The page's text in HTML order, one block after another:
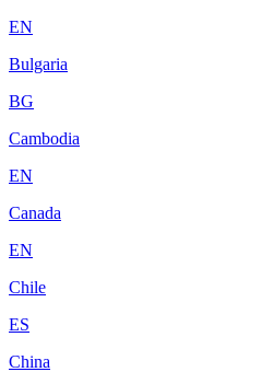
EN
Bulgaria
BG
Cambodia
EN
Canada
EN
Chile
ES
China